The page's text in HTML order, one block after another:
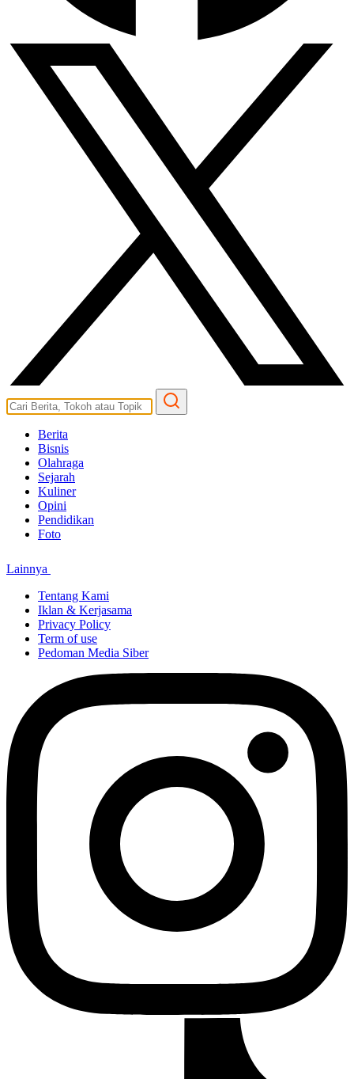
Berita
Bisnis
Olahraga
Sejarah
Kuliner
Opini
Pendidikan
Foto
Lainnya
Tentang Kami
Iklan & Kerjasama
Privacy Policy
Term of use
Pedoman Media Siber